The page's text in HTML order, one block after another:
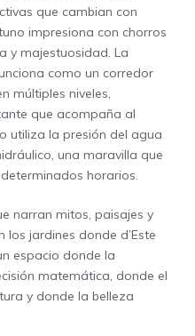
que cambian con
impresiona con chorros
y majestuosidad. La
como un corredor
múltiples niveles,
que acompaña al
utiliza la presión del agua
una maravilla que
horarios.
narran mitos, paisajes y
los jardines donde d’Este
espacio donde la
matemática, donde el
y donde la belleza